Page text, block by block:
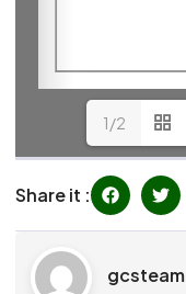
1/2
Share it :
gcsteam